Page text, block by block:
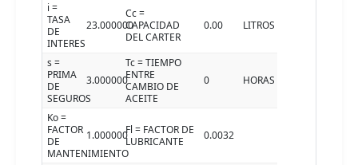
i =
TASA
DE
INTERES
23.000000
Cc =
CAPACIDAD
DEL CARTER
0.00 LITROS
s =
PRIMA
DE
SEGUROS
3.000000
Tc = TIEMPO
ENTRE
CAMBIO DE
ACEITE
0 HORAS
Ko =
FACTOR
DE
MANTENIMIENTO
1.000000Fl = FACTOR DE
LUBRICANTE
0.0032